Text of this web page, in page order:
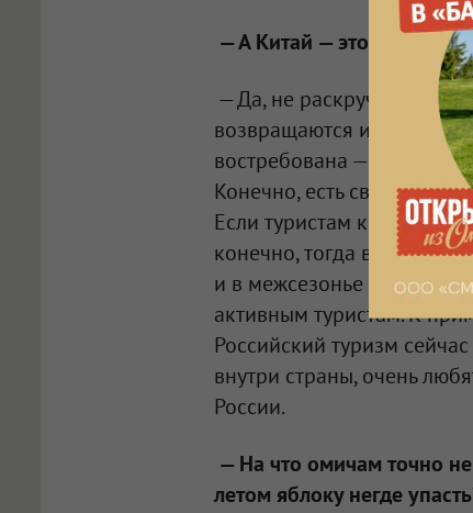
— А Китай — это
— Да, не раскрученное,
возвращаются и
востребована — Вьетнам,
Конечно, есть свои
Если туристам критично,
конечно, тогда в Азию в
и в межсезонье активно
активным туристам. К
Российский туризм
внутри страны, очень
России.
— На что омичам точно
летом яблоку негде